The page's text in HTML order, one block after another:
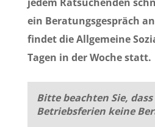
jedem Ratsuchenden
ein Beratungsgespräch
findet die Allgemeine
Tagen in der Woche statt.
Bitte beachten Sie,
Betriebsferien keine